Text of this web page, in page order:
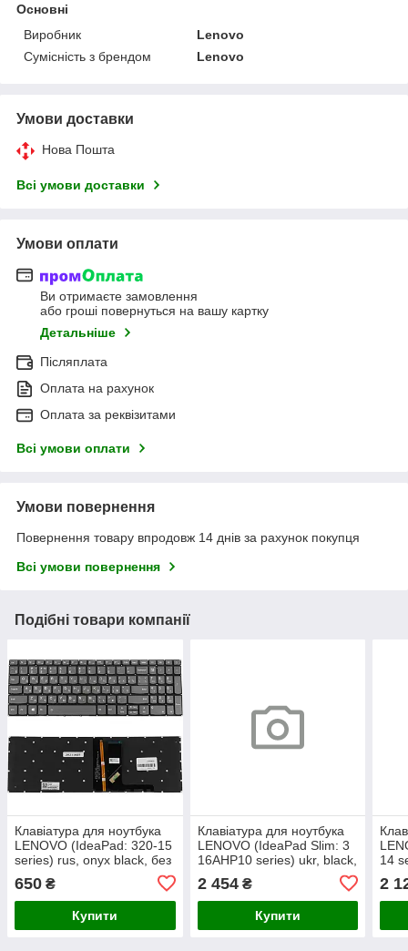
Основні
Виробник
Lenovo
Сумісність з брендом
Lenovo
Умови доставки
Нова Пошта
Всі умови доставки
Умови оплати
Ви отримаєте замовлення
або гроші повернуться на вашу картку
Детальніше
Післяплата
Оплата на рахунок
Оплата за реквізитами
Всі умови оплати
Умови повернення
Повернення товару впродовж 14 днів за рахунок покупця
Всі умови повернення
Подібні товари компанії
Клавіатура для ноутбука
LENOVO (IdeaPad: 320-15
series) rus, onyx black, без
клавіш
650 ₴
Купити
Клавіатура для ноутбука
LENOVO (IdeaPad Slim: 3
16AHP10 series) ukr, black,
без кадру, підсвічування
клавіш
2 454₴
Купити
14
2